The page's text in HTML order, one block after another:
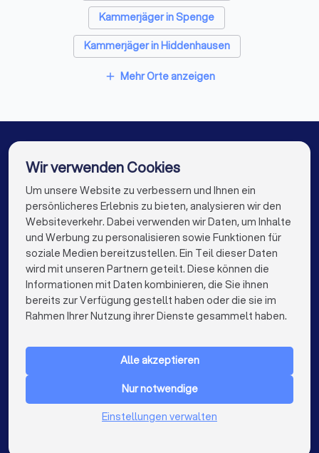
Bodenleger in Bohmte
Kammerjäger in Spenge
Kammerjäger in Hiddenhausen
Kammerjäger in Halle (Nordrhein-Westfalen)
Kammerjäger in Berlin
Kammerjäger in Hamburg
Kammerjäger in München
Kammerjäger in Köln
Kammerjäger in Frankfurt am Main
Kammerjäger in Stuttgart
Kammerjäger in Düsseldorf
Kammerjäger in Dortmund
Kammerjäger in Essen
Kammerjäger in Dresden
Kammerjäger in Hannover
Kammerjäger in Leipzig
Kammerjäger in Duisburg
Kammerjäger in Bochum
add Mehr Orte anzeigen
Die besten Kammerjäger für Sie
info@trustlocal.de
FÜR PRIVATPERSONEN
Niederlande
Wir verwenden Cookies
Um unsere Website zu verbessern und Ihnen ein
persönlicheres Erlebnis zu bieten, analysieren wir den
Websiteverkehr. Dabei verwenden wir Daten, um Inhalte
und Werbung zu personalisieren sowie Funktionen für
soziale Medien bereitzustellen. Ein Teil dieser Daten
wird mit unseren Partnern geteilt. Diese können die
Informationen mit Daten kombinieren, die Sie ihnen
bereits zur Verfügung gestellt haben oder die sie im
Rahmen Ihrer Nutzung ihrer Dienste gesammelt haben.
Alle akzeptieren
Nur notwendige
Einstellungen verwalten